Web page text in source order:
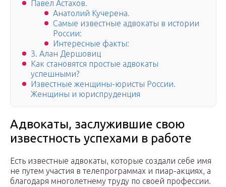
Павел Астахов.
Анатолий Кучерена.
Самые известные адвокаты в истории
России:
Интересные факты:
3. Алан Дершовиц
Как становятся простые адвокаты
успешными?
Известные женщины-юристы России.
Женщины и юриспруденция
Адвокаты, заслужившие свою
известность успехами в работе
Есть известные адвокаты, которые создали себе имя
не путем участия в телепрограммах и пиар-акциях, а
благодаря многолетнему труду по своей профессии.